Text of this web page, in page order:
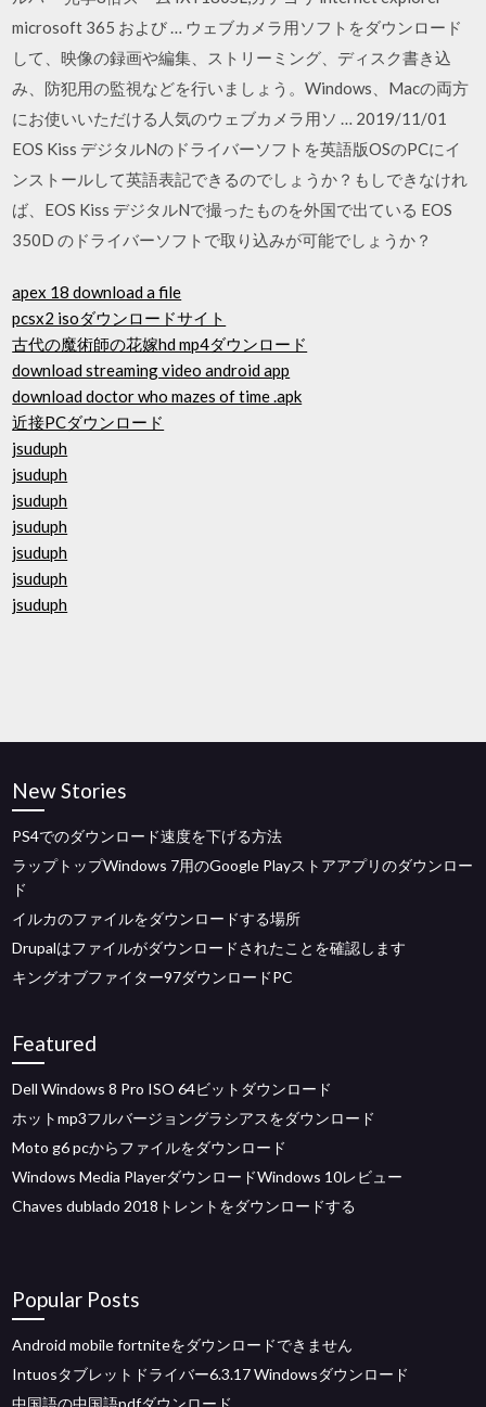
microsoft 365 および … ウェブカメラ用ソフトをダウンロード
して、映像の録画や編集、ストリーミング、ディスク書き込
み、防犯用の監視などを行いましょう。Windows、Macの両方
にお使いいただける人気のウェブカメラ用ソ … 2019/11/01
EOS Kiss デジタルNのドライバーソフトを英語版OSのPCにイ
ンストールして英語表記できるのでしょうか？もしできなけれ
ば、EOS Kiss デジタルNで撮ったものを外国で出ている EOS
350D のドライバーソフトで取り込みが可能でしょうか？
apex 18 download a file
pcsx2 isoダウンロードサイト
古代の魔術師の花嫁hd mp4ダウンロード
download streaming video android app
download doctor who mazes of time .apk
近接PCダウンロード
jsuduph
jsuduph
jsuduph
jsuduph
jsuduph
jsuduph
jsuduph
New Stories
PS4でのダウンロード速度を下げる方法
ラップトップWindows 7用のGoogle Playストアアプリのダウンロー
ド
イルカのファイルをダウンロードする場所
Drupalはファイルがダウンロードされたことを確認します
キングオブファイター97ダウンロードPC
Featured
Dell Windows 8 Pro ISO 64ビットダウンロード
ホットmp3フルバージョングラシアスをダウンロード
Moto g6 pcからファイルをダウンロード
Windows Media PlayerダウンロードWindows 10レビュー
Chaves dublado 2018トレントをダウンロードする
Popular Posts
Android mobile fortniteをダウンロードできません
Intuosタブレットドライバー6.3.17 Windowsダウンロード
中国語の中国語pdfダウンロード